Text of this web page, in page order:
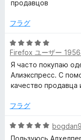
評
продавцов
フラグ
5
段
階
中
5
評
Firefox ユーザー
Я часто покупаю
Алиэкспресс. С
качество продавца
フラグ
5
段
Пользуюсь